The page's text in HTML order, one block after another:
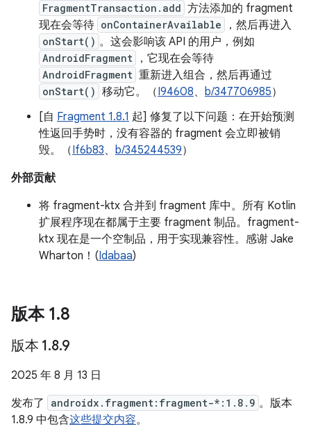
FragmentTransaction.add 方法添加的 fragment
现在会等待 onContainerAvailable ，然后再进入
onStart() 。这会影响该 API 的用户，例如
AndroidFragment ，它现在会等待
AndroidFragment 重新进入组合，然后再通过
onStart() 移动它。（I94608、 b/347706985）
[自 Fragment 1.8.1 起] 修复了以下问题：在开始预测
性返回手势时，没有容器的 fragment 会立即被销
毁。（If6b83、 b/345244539）
外部贡献
将 fragment-ktx 合并到 fragment 库中。所有 Kotlin
扩展程序现在都属于主要 fragment 制品。fragment-
ktx 现在是一个空制品，用于实现兼容性。感谢 Jake
Wharton！(Idabaa)
版本 1.8
版本 1.8.9
2025 年 8 月 13 日
发布了
androidx.fragment:fragment-*:1.8.9 。版本
1.8.9 中包含这些提交内容。